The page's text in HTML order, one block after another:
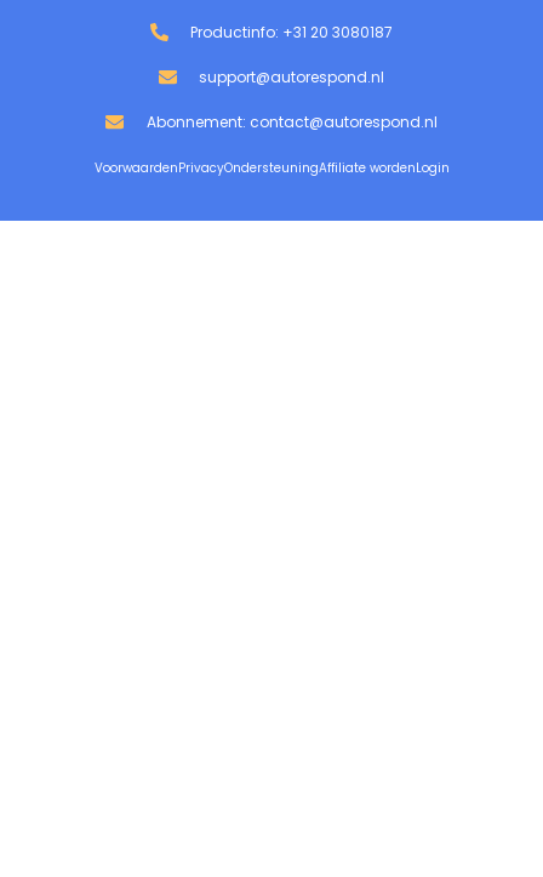
Productinfo: +31 20 3080187
support@autorespond.nl
Abonnement: contact@autorespond.nl
VoorwaardenPrivacyOndersteuningAffiliate wordenLogin